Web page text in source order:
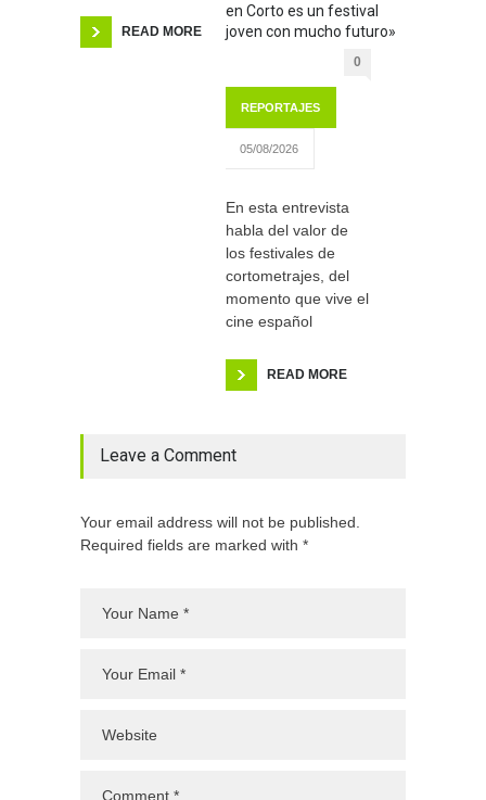
READ MORE
en Corto es un festival
joven con mucho futuro»
0
REPORTAJES
05/08/2026
En esta entrevista
habla del valor de
los festivales de
cortometrajes, del
momento que vive el
cine español
READ MORE
Leave a Comment
Your email address will not be published.
Required fields are marked with *